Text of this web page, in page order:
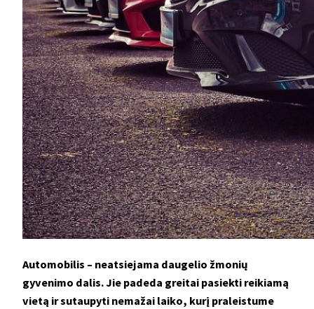
Automobilis – neatsiejama daugelio žmonių
gyvenimo dalis. Jie padeda greitai pasiekti reikiamą
vietą ir sutaupyti nemažai laiko, kurį praleistume